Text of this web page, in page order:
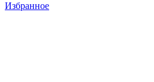
Избранное